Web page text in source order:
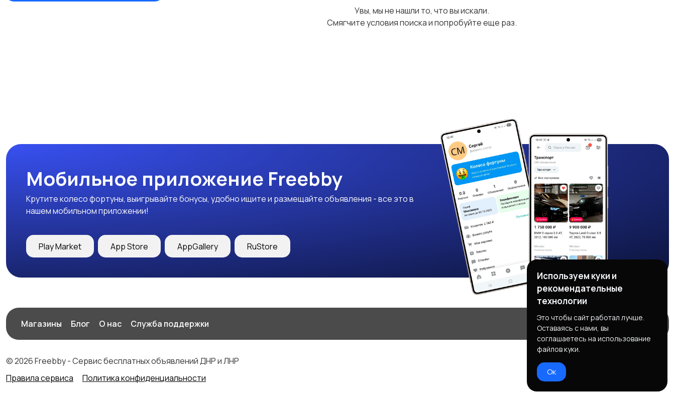
Увы, мы не нашли то, что вы искали.
Смягчите условия поиска и попробуйте еще раз.
Мобильное приложение Freebby
Крутите колесо фортуны, выигрывайте бонусы, удобно ищите и размещайте объявления - все это в
нашем мобильном приложении!
Play Market App Store AppGallery RuStore
Магазины Блог О нас Служба поддержки
© 2026 Freebby - Сервис бесплатных объявлений ДНР и ЛНР
Правила сервиса
Политика конфиденциальности
Используем куки и
рекомендательные
технологии
Это чтобы сайт работал лучше.
Оставаясь с нами, вы
соглашаетесь на использование
файлов куки.
Ок